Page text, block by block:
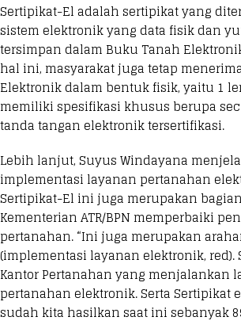
Sertipikat-El adalah sertipikat yang
sistem elektronik yang data fisik dan
tersimpan dalam Buku Tanah
hal ini, masyarakat juga tetap
Elektronik dalam bentuk fisik, yaitu 1
memiliki spesifikasi khusus berupa
tanda tangan elektronik tersertifikasi.
Lebih lanjut, Suyus Windayana
implementasi layanan pertanahan
Sertipikat-El ini juga merupakan
Kementerian ATR/BPN memperbaiki
pertanahan. “Ini juga merupakan
(implementasi layanan elektronik, red).
Kantor Pertanahan yang menjalankan
pertanahan elektronik. Serta Sertipikat
sudah kita hasilkan saat ini sebanyak